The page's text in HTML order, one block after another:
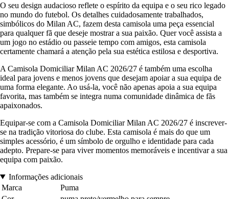
O seu design audacioso reflete o espírito da equipa e o seu rico legado
no mundo do futebol. Os detalhes cuidadosamente trabalhados,
simbólicos do Milan AC, fazem desta camisola uma peça essencial
para qualquer fã que deseje mostrar a sua paixão. Quer você assista a
um jogo no estádio ou passeie tempo com amigos, esta camisola
certamente chamará a atenção pela sua estética estilosa e desportiva.
A Camisola Domiciliar Milan AC 2026/27 é também uma escolha
ideal para jovens e menos jovens que desejam apoiar a sua equipa de
uma forma elegante. Ao usá-la, você não apenas apoia a sua equipa
favorita, mas também se integra numa comunidade dinâmica de fãs
apaixonados.
Equipar-se com a Camisola Domiciliar Milan AC 2026/27 é inscrever-
se na tradição vitoriosa do clube. Esta camisola é mais do que um
simples acessório, é um símbolo de orgulho e identidade para cada
adepto. Prepare-se para viver momentos memoráveis e incentivar a sua
equipa com paixão.
Informações adicionais
Marca
Puma